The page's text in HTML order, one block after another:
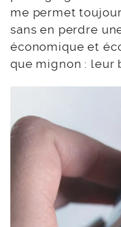
me permet
sans en perdre
économique et
que mignon : leur